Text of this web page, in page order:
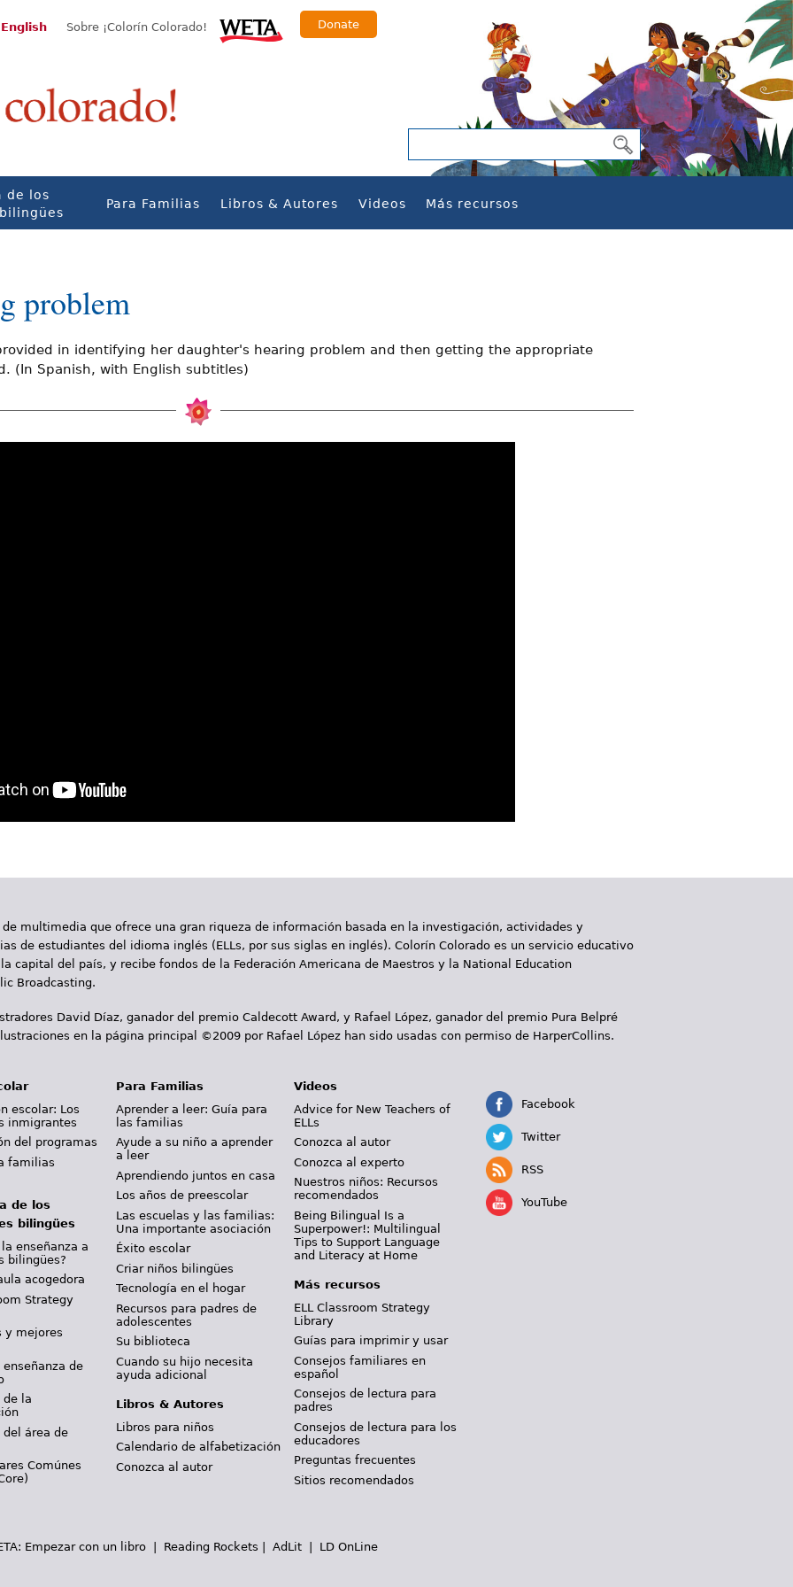
Sobre ¡Colorín Colorado! Donate
de los
Para Familias Libros & Autores Videos Más recursos
problem
in identifying her daughter's hearing problem and then getting the appropriate
(In Spanish, with English subtitles)
multimedia que ofrece una gran riqueza de información basada en la investigación, actividades y
de estudiantes del idioma inglés (ELLs, por sus siglas en inglés). Colorín Colorado es un servicio educativo
capital del país, y recibe fondos de la Federación Americana de Maestros y la National Education
Broadcasting.
David Díaz, ganador del premio Caldecott Award, y Rafael López, ganador del premio Pura Belpré
en la página principal ©2009 por Rafael López han sido usadas con permiso de HarperCollins.
escolar: Los
inmigrantes
del programas
familias
de los
bilingües
enseñanza a
bilingües?
acogedora
Strategy
y mejores
enseñanza de
de la
del área de
Comúnes
Para Familias
Aprender a leer: Guía para
las familias
Ayude a su niño a aprender
a leer
Aprendiendo juntos en casa
Los años de preescolar
Las escuelas y las familias:
Una importante asociación
Éxito escolar
Criar niños bilingües
Tecnología en el hogar
Recursos para padres de
adolescentes
Su biblioteca
Cuando su hijo necesita
ayuda adicional
Libros & Autores
Libros para niños
Calendario de alfabetización
Conozca al autor
Videos
Advice for New Teachers of
ELLs
Conozca al autor
Conozca al experto
Nuestros niños: Recursos
recomendados
Being Bilingual Is a
Superpower!: Multilingual
Tips to Support Language
and Literacy at Home
Más recursos
ELL Classroom Strategy
Library
Guías para imprimir y usar
Consejos familiares en
español
Consejos de lectura para
padres
Consejos de lectura para los
educadores
Preguntas frecuentes
Sitios recomendados
Facebook
Twitter
RSS
YouTube
Empezar con un libro Reading Rockets AdLit LD OnLine